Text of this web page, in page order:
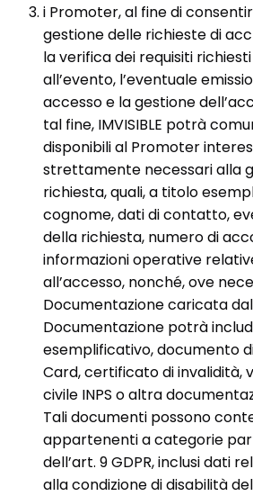
i Promoter, al fine di
gestione delle richieste di
la verifica dei requisiti
all’evento, l’eventuale
accesso e la gestione
tal fine, IMVISIBLE potrà
disponibili al Promoter
strettamente necessari alla
richiesta, quali, a titolo
cognome, dati di contatto,
della richiesta, numero di
informazioni operative
all’accesso, nonché, ove
Documentazione caricata
Documentazione potrà
esemplificativo, documento
Card, certificato di invalidità,
civile INPS o altra
Tali documenti possono
appartenenti a categorie
dell’art. 9 GDPR, inclusi dati
alla condizione di disabilità